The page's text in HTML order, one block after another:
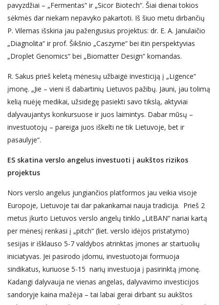
pavyzdžiai – „Fermentas“ ir „Sicor Biotech“. Šiai dienai tokios
sėkmės dar niekam nepavyko pakartoti. Iš šiuo metu dirbančių
P. Vilemas išskiria jau pažengusius projektus: dr. E. A. Janulaičio
„Diagnolita“ ir prof. Šikšnio „Caszyme“ bei itin perspektyvias
„Droplet Genomics“ bei „Biomatter Design“ komandas.
R. Sakus prieš keletą mėnesių užbaigė investiciją į „Ligence“
įmonę. „Jie – vieni iš dabartinių Lietuvos pažibų. Jauni, jau tolimą
kelią nuėję medikai, užsidegę pasiekti savo tikslą, aktyviai
dalyvaujantys konkursuose ir juos laimintys. Dabar mūsų –
investuotojų – pareiga juos iškelti ne tik Lietuvoje, bet ir
pasaulyje“.
ES skatina verslo angelus investuoti į aukštos rizikos
projektus
Nors verslo angelus jungiančios platformos jau veikia visoje
Europoje, Lietuvoje tai dar pakankamai nauja tradicija. Prieš 2
metus įkurto Lietuvos verslo angelų tinklo „LitBAN“ nariai kartą
per mėnesį renkasi į „pitch“ (liet. verslo idėjos pristatymo)
sesijas ir išklauso 5-7 valdybos atrinktas įmones ar startuolių
iniciatyvas. Jei pasirodo įdomu, investuotojai formuoja
sindikatus, kuriuose 5-15 narių investuoja į pasirinktą įmonę.
Kadangi dalyvauja ne vienas angelas, dalyvavimo investicijos
sandoryje kaina mažėja – tai labai gerai dirbant su aukštos